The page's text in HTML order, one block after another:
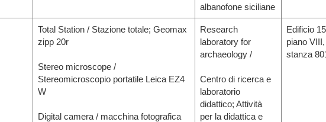
albanofone siciliane
Total Station / Stazione totale; Geomax
zipp 20r
Stereo microscope /
Stereomicroscopio portatile Leica EZ4
W
Digital camera / macchina fotografica
Research
laboratory for
archaeology /
Centro di ricerca e
laboratorio
didattico; Attività
per la didattica e
Edificio
piano VIII,
stanza